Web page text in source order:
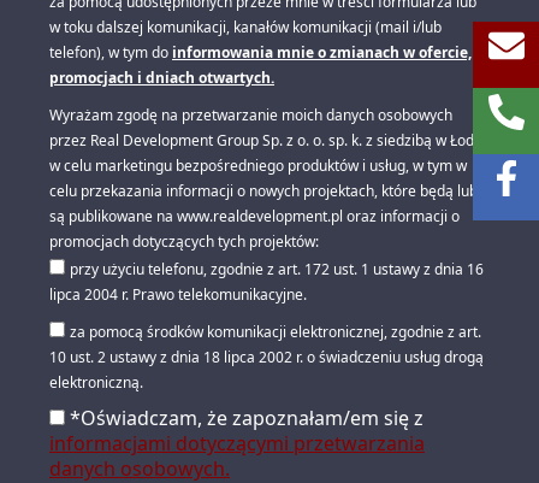
w toku dalszej komunikacji, kanałów komunikacji (mail i/lub
telefon), w tym do informowania mnie o zmianach w ofercie,
promocjach i dniach otwartych.
Wyrażam zgodę na przetwarzanie moich danych osobowych
przez Real Development Group Sp. z o. o. sp. k. z siedzibą w Łodzi
w celu marketingu bezpośredniego produktów i usług, w tym w
celu przekazania informacji o nowych projektach, które będą lub
są publikowane na www.realdevelopment.pl oraz informacji o
promocjach dotyczących tych projektów:
przy użyciu telefonu, zgodnie z art. 172 ust. 1 ustawy z dnia 16
lipca 2004 r. Prawo telekomunikacyjne.
za pomocą środków komunikacji elektronicznej, zgodnie z art.
10 ust. 2 ustawy z dnia 18 lipca 2002 r. o świadczeniu usług drogą
elektroniczną.
*Oświadczam, że zapoznałam/em się z
informacjami dotyczącymi przetwarzania
danych osobowych.